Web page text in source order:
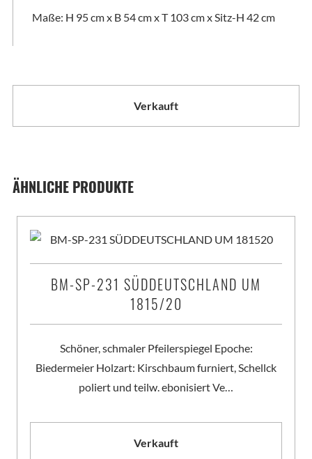
Maße: H 95 cm x B 54 cm x T 103 cm x Sitz-H 42 cm
Verkauft
ÄHNLICHE PRODUKTE
BM-SP-231 SÜDDEUTSCHLAND UM
1815/20
Schöner, schmaler Pfeilerspiegel Epoche:
Biedermeier Holzart: Kirschbaum furniert, Schellck
poliert und teilw. ebonisiert Ve…
Verkauft